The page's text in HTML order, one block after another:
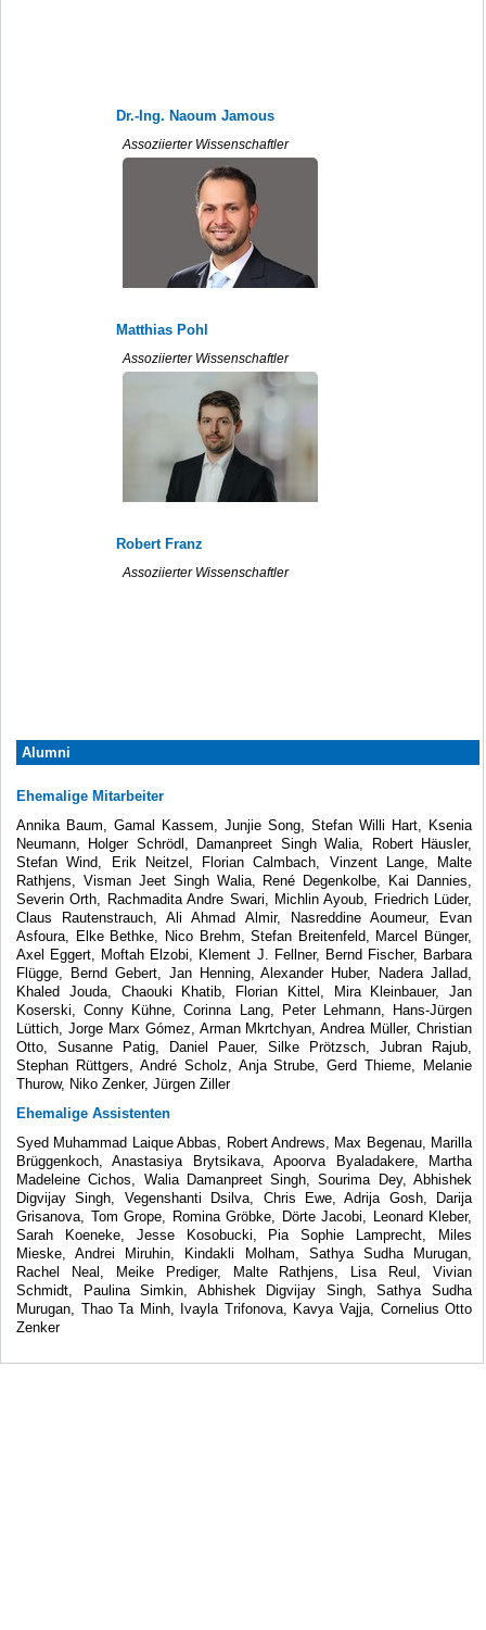
Dr.-Ing. Naoum Jamous
Assoziierter Wissenschaftler
Matthias Pohl
Assoziierter Wissenschaftler
Robert Franz
Assoziierter Wissenschaftler
Alumni
Ehemalige Mitarbeiter
Annika Baum, Gamal Kassem, Junjie Song, Stefan Willi Hart, Ksenia
Neumann, Holger Schrödl, Damanpreet Singh Walia, Robert Häusler,
Stefan Wind, Erik Neitzel, Florian Calmbach, Vinzent Lange, Malte
Rathjens, Visman Jeet Singh Walia, René Degenkolbe, Kai Dannies,
Severin Orth, Rachmadita Andre Swari, Michlin Ayoub, Friedrich Lüder,
Claus Rautenstrauch, Ali Ahmad Almir, Nasreddine Aoumeur, Evan
Asfoura, Elke Bethke, Nico Brehm, Stefan Breitenfeld, Marcel Bünger,
Axel Eggert, Moftah Elzobi, Klement J. Fellner, Bernd Fischer, Barbara
Flügge, Bernd Gebert, Jan Henning, Alexander Huber, Nadera Jallad,
Khaled Jouda, Chaouki Khatib, Florian Kittel, Mira Kleinbauer, Jan
Koserski, Conny Kühne, Corinna Lang, Peter Lehmann, Hans-Jürgen
Lüttich, Jorge Marx Gómez, Arman Mkrtchyan, Andrea Müller, Christian
Otto, Susanne Patig, Daniel Pauer, Silke Prötzsch, Jubran Rajub,
Stephan Rüttgers, André Scholz, Anja Strube, Gerd Thieme, Melanie
Thurow, Niko Zenker, Jürgen Ziller
Ehemalige Assistenten
Syed Muhammad Laique Abbas, Robert Andrews, Max Begenau, Marilla
Brüggenkoch, Anastasiya Brytsikava, Apoorva Byaladakere, Martha
Madeleine Cichos, Walia Damanpreet Singh, Sourima Dey, Abhishek
Digvijay Singh, Vegenshanti Dsilva, Chris Ewe, Adrija Gosh, Darija
Grisanova, Tom Grope, Romina Gröbke, Dörte Jacobi, Leonard Kleber,
Sarah Koeneke, Jesse Kosobucki, Pia Sophie Lamprecht, Miles
Mieske, Andrei Miruhin, Kindakli Molham, Sathya Sudha Murugan,
Rachel Neal, Meike Prediger, Malte Rathjens, Lisa Reul, Vivian
Schmidt, Paulina Simkin, Abhishek Digvijay Singh, Sathya Sudha
Murugan, Thao Ta Minh, Ivayla Trifonova, Kavya Vajja, Cornelius Otto
Zenker